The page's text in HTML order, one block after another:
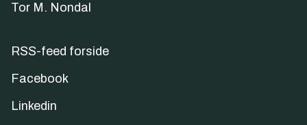
Tor M. Nondal
RSS-feed forside
Facebook
Linkedin